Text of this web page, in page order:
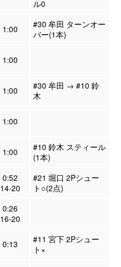
ル0
1:00
#30 牟田 ターンオー
バー(1本)
1:00
1:00
#30 牟田 → #10 鈴
木
1:00
1:00
#10 鈴木 スティール
(1本)
0:52
14-20
#21 堀口 2Pシュー
ト○(2点)
0:26
16-20
0:13
#11 宮下 2Pシュー
ト×